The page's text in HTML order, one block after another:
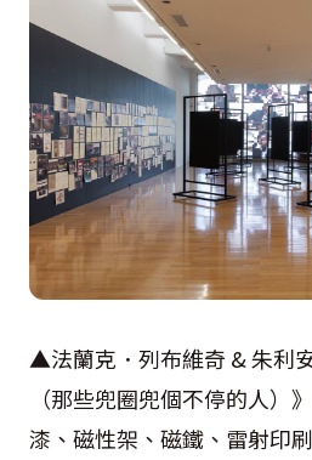
▲法蘭克．列布維奇 & 朱利
（那些兜圈兜個不停的人）
漆、磁性架、磁鐵、雷射印